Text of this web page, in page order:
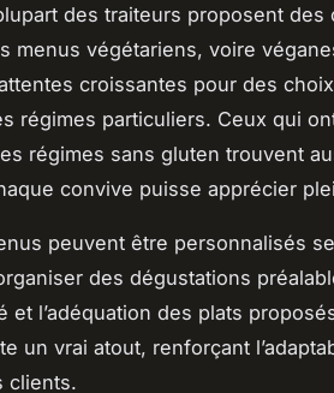
des traiteurs proposent
menus végétariens, voire
croissantes pour des
régimes particuliers. Ceux qui
régimes sans gluten trouvent
convive puisse apprécier
peuvent être personnalisés
des dégustations
et l’adéquation des plats
un vrai atout, renforçant
clients.